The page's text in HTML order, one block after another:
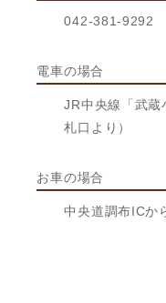
042-381-9292
電車の場合
JR中央線「武
札口より）
お車の場合
中央道調布ICか